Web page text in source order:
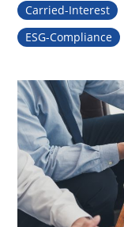
Carried-Interest
ESG-Compliance